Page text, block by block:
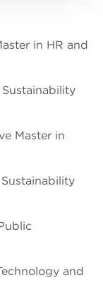
in HR and
Master in
and